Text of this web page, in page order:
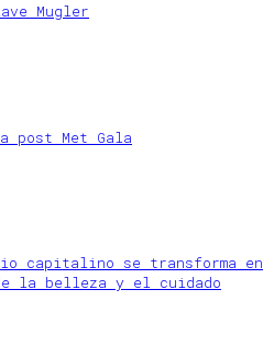
Mugler
post Met Gala
capitalino se transforma en
la belleza y el cuidado